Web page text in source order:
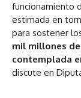
funcionamiento
estimada en
para sostener
mil millones
contemplada
discute en